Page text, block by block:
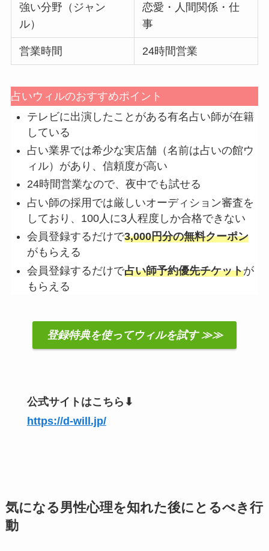
強い分野（ジャン
ル）
恋愛・人間関係・仕
事
営業時間 24時間営業
占いウィルのおすすめポイント
テレビに出演したことがある有名占い師が在籍
している
占い業界では希少な実店舗（名前は占いの館ウ
ィル）があり、信頼度が高い
24時間営業なので、夜中でも試せる
占い師の採用では厳しいオーディション審査を
しており、100人に3人程度しか合格できない
会員登録するだけで3,000円分の無料クーポン
がもらえる
会員登録するだけで占い師予約優先チケットが
もらえる
登録特典を使ってウィルを試す ≫≫
公式サイトはこちら⬇︎
https://d-will.jp/
気になる男性心理を知れた後にとるべき行
動